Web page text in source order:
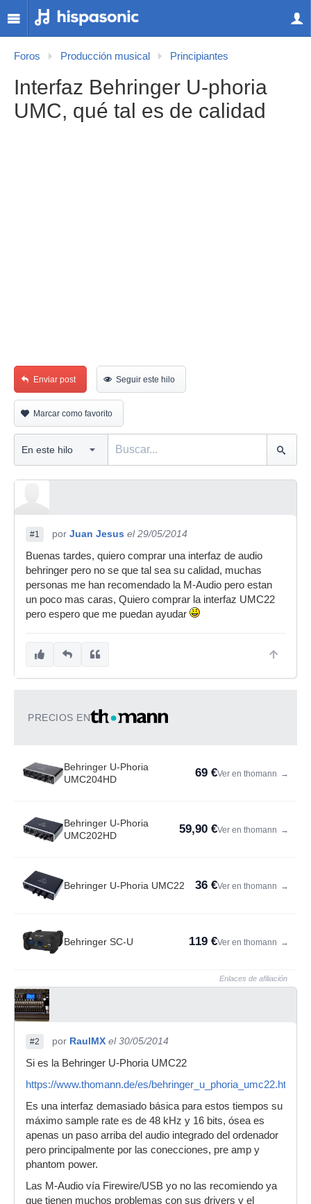
Foros Producción musical Principiantes
Interfaz Behringer U-phoria
UMC, qué tal es de calidad
Enviar post Seguir este hilo
Marcar como favorito
#1 por Juan Jesus el 29/05/2014
Buenas tardes, quiero comprar una interfaz de audio
behringer pero no se que tal sea su calidad, muchas
personas me han recomendado la M-Audio pero estan
un poco mas caras, Quiero comprar la interfaz UMC22
pero espero que me puedan ayudar
PRECIOS EN
Behringer U-Phoria
UMC204HD
69 €Ver en thomann →
Behringer U-Phoria
UMC202HD
59,90 €Ver en thomann →
Behringer U-Phoria UMC22 36 €Ver en thomann →
Behringer SC-U 119 €Ver en thomann →
Enlaces de afiliación
#2 por RaulMX el 30/05/2014
Si es la Behringer U-Phoria UMC22
https://www.thomann.de/es/behringer_u_phoria_umc22.htm
Es una interfaz demasiado básica para estos tiempos su
máximo sample rate es de 48 kHz y 16 bits, ósea es
apenas un paso arriba del audio integrado del ordenador
pero principalmente por las conecciones, pre amp y
phantom power.
Las M-Audio vía Firewire/USB yo no las recomiendo ya
que tienen muchos problemas con sus drivers y el